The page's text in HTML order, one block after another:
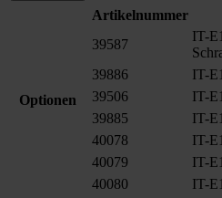
Optionen
Artikelnummer
39587
IT-
39886
IT-
39506
IT-
39885
IT-
40078
IT-
40079
IT-
40080
IT-